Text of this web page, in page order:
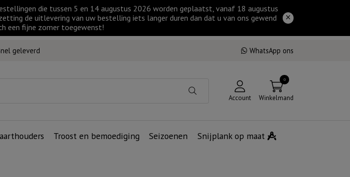
die tussen 5 en 14 augustus 2026 worden geplaatst, vanaf 18 augustus
de uitlevering van uw bestelling iets langer duren dan dat u van ons gewend
een fijne zomer toegewenst!
geleverd WhatsApp ons
Account
0
Winkelmand
Troost en bemoediging Seizoenen Snijplank op maat